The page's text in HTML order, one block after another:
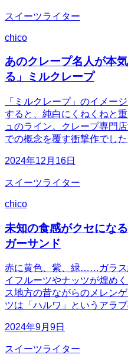
スイーツライター
chico
あのクレープ名人が本
る」ミルクレープ
「ミルクレープ」のイメー
すると、純白にくねくねと
ュのライン。クレープ専門
での概念を覆す衝撃作でし
2024年12月16日
スイーツライター
chico
未知の食感がクセにな
ガーサンド
赤に黄色、紫、緑……ガラス
イフルーツやナッツが煌め
ス地方の昔ながらのメレン
ツは「ハルワ」というアラブ
2024年9月9日
スイーツライター